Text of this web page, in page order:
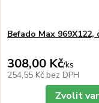
Befado Max
308,00 Kč/ks
254,55 Kč bez DPH
Zvolit